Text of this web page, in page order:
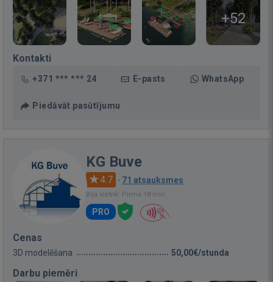
+52
Kontakti
+371 *** *** 24 E-pasts WhatsApp
Piedāvāt pasūtījumu
KG Buve
4.7 · 71 atsauksmes
Bija vietnē: Pirms 18 min.
PRO
Cenas
3D modelēšana 50,00€/stunda
Darbu piemēri